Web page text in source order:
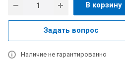
В корзину
Задать вопрос
Наличие не гарантированно